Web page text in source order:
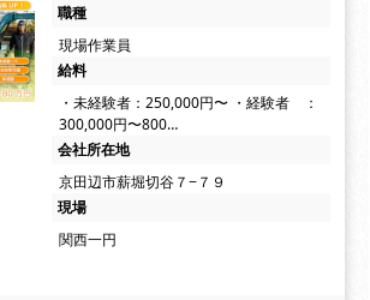
職種
現場作業員
給料
・未経験者：250,000円〜 ・経験者 ：
300,000円〜800…
会社所在地
京田辺市薪堀切谷７−７９
現場
関西一円